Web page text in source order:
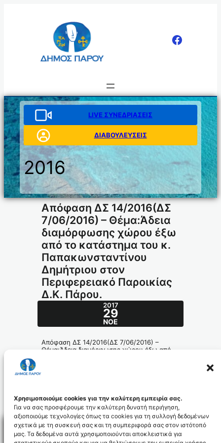
Χρησιμοποιούμε cookies για την καλύτερη εμπειρία σας.
Για να σας προσφέρουμε την καλύτερη δυνατή περιήγηση,
αξιοποιούμε τεχνολογίες όπως τα cookies για τη συλλογή δεδομένων
σχετικά με τη συσκευή σας και τη συμπεριφορά σας στον ιστότοπό
μας. Τα δεδομένα αυτά χρησιμοποιούνται αποκλειστικά για
LIVE ΣΥΝΕΔΡΙΑΣΕΙΣ
ΔΙΑΒΟΥΛΕΥΣΕΙΣ
2016
Απόφαση ΔΣ 14/2016(ΔΣ
7/06/2016) – Θέμα:Άδεια
διαμόρφωσης χώρου έξω
από το κατάστημα του κ.
Παπακωνσταντίνου
Δημήτριου στον
Περιφερειακό Παροικίας
Δ.Κ. Πάρου.
2017
29
ΝΟΈ
Απόφαση ΔΣ 14/2016(ΔΣ 7/06/2016) –
Θέμα:Άδεια διαμόρφωσης χώρου έξω από
196-2016_id4658